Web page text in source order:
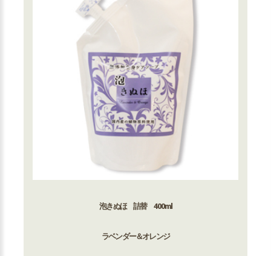
泡きぬほ 詰替 400ml
ラベンダー＆オレンジ